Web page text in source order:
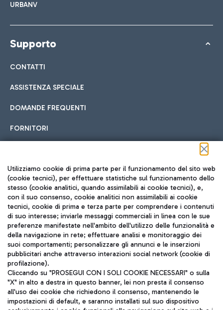
URBANV
Supporto
CONTATTI
ASSISTENZA SPECIALE
DOMANDE FREQUENTI
FORNITORI
Seguici sui social
TRAVEL JOURNAL
ITA
Utilizziamo cookie di prima parte per il funzionamento del sito web
(cookie tecnici), per effettuare statistiche sul funzionamento dello
stesso (cookie analitici, quando assimilabili ai cookie tecnici), e,
con il suo consenso, cookie analitici non assimilabili ai cookie
tecnici, cookie di prima e terza parte per comprendere i contenuti
di suo interesse; inviarle messaggi commerciali in linea con le sue
preferenze manifestate nell'ambito dell'utilizzo delle funzionalità e
della navigazione in rete; effettuare analisi e monitoraggio dei
suoi comportamenti; personalizzare gli annunci e le inserzioni
pubblicitari anche attraverso interazioni social network (cookie di
profilazione).
Cliccando su "PROSEGUI CON I SOLI COOKIE NECESSARI" o sulla
"X" in alto a destra in questo banner, lei non presta il consenso
all'uso dei cookie che richiedono il consenso, mantenendo le
impostazioni di default, e saranno installati sul suo dispositivo